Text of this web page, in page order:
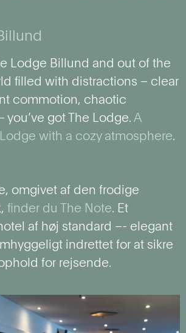
Lodge Billund and out of the
filled with distractions – clear
commotion, chaotic
got The Lodge. A
with a cozy atmosphere.
omgivet af den frodige
finder du The Note. Et
af høj standard –- elegant
indrettet for at sikre
for rejsende.